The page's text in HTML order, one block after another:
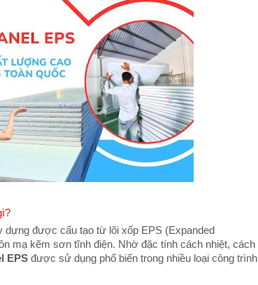
dựng được cấu tạo từ lõi xốp EPS (Expanded
mạ kẽm sơn tĩnh điện. Nhờ đặc tính cách nhiệt, cách
EPS được sử dụng phổ biến trong nhiều loại công trình